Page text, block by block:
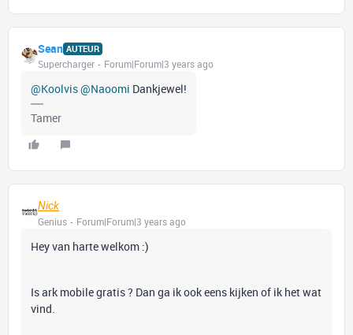
Sean AUTEUR
Supercharger Forum|Forum|3 years ago
@Koolvis@Naoomi Dankjewel!
Tamer
Nick
Genius
Forum|Forum|3 years ago
Hey van harte welkom :)
Is ark mobile gratis ? Dan ga ik ook eens kijken of ik het wat
vind.